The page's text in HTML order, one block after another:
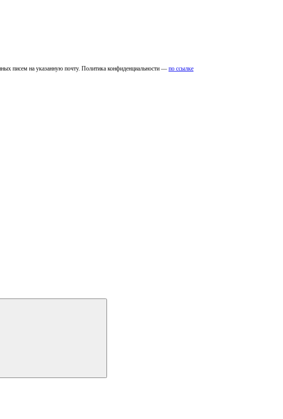
писем на указанную почту. Политика конфиденциальности — по ссылке